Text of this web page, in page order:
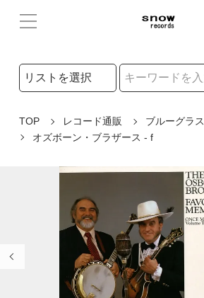
検索リストの選択
TOP レコード通販
ブルーグラス
オズボーン・ブラザース - f